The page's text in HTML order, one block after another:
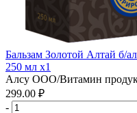
Бальзам Золотой Алтай б/
250 мл x1
Алсу ООО/Витамин
299.00 ₽
-